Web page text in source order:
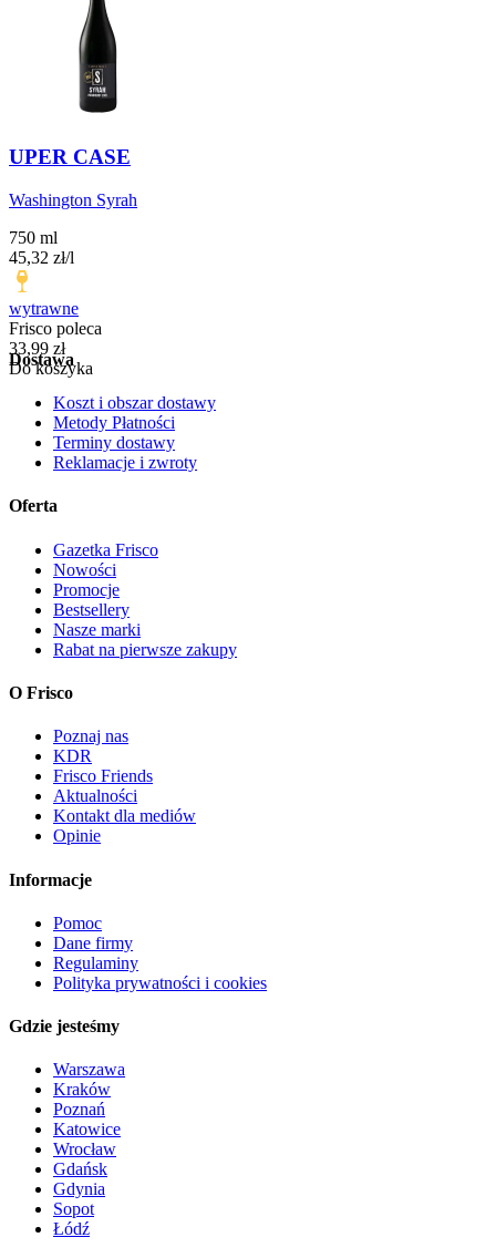
UPER CASE
Washington Syrah
750 ml
45,32 zł/l
wytrawne
Frisco poleca
Cena
33,99 zł
Do koszyka
Dostawa
Koszt i obszar dostawy
Metody Płatności
Terminy dostawy
Reklamacje i zwroty
Oferta
Gazetka Frisco
Nowości
Promocje
Bestsellery
Nasze marki
Rabat na pierwsze zakupy
O Frisco
Poznaj nas
KDR
Frisco Friends
Aktualności
Kontakt dla mediów
Opinie
Informacje
Pomoc
Dane firmy
Regulaminy
Polityka prywatności i cookies
Gdzie jesteśmy
Warszawa
Kraków
Poznań
Katowice
Wrocław
Gdańsk
Gdynia
Sopot
Łódź